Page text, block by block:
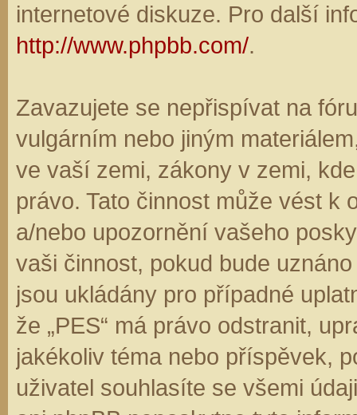
internetové diskuze. Pro další
http://www.phpbb.com/.
Zavazujete se nepřispívat na
vulgárním nebo jiným
ve vaší zemi, zákony v zemi,
právo. Tato činnost může vést k
a/nebo upozornění vašeho
vaši činnost, pokud bude
jsou ukládány pro případné
že „PES“ má právo odstranit,
jakékoliv téma nebo příspěvek,
uživatel souhlasíte se všemi